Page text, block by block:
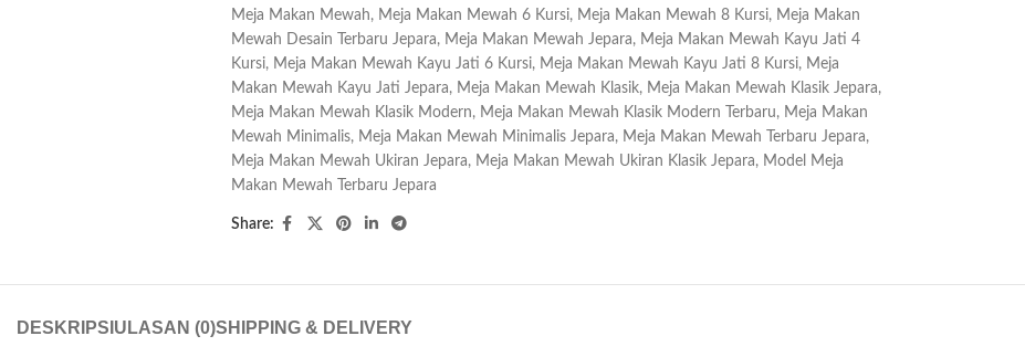
Meja Makan Mewah, Meja Makan Mewah 6 Kursi, Meja Makan Mewah 8 Kursi, Meja Makan
Mewah Desain Terbaru Jepara, Meja Makan Mewah Jepara, Meja Makan Mewah Kayu Jati 4
Kursi, Meja Makan Mewah Kayu Jati 6 Kursi, Meja Makan Mewah Kayu Jati 8 Kursi, Meja
Makan Mewah Kayu Jati Jepara, Meja Makan Mewah Klasik, Meja Makan Mewah Klasik Jepara,
Meja Makan Mewah Klasik Modern, Meja Makan Mewah Klasik Modern Terbaru, Meja Makan
Mewah Minimalis, Meja Makan Mewah Minimalis Jepara, Meja Makan Mewah Terbaru Jepara,
Meja Makan Mewah Ukiran Jepara, Meja Makan Mewah Ukiran Klasik Jepara, Model Meja
Makan Mewah Terbaru Jepara
Share:
DESKRIPSI ULASAN (0)SHIPPING & DELIVERY